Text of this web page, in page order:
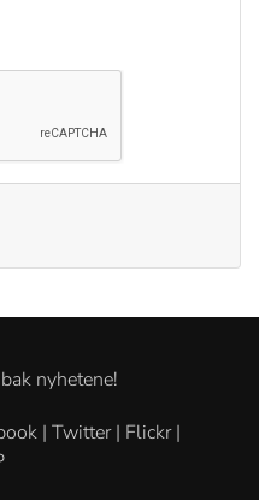
nyhetene!
| Twitter | Flickr |